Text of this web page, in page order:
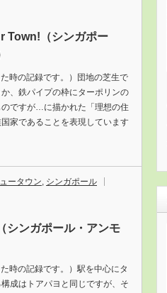
Town!（シンガポー
時の記録です。）団地の芝生で
、鉄パイプの枠にターポリンの
ですが…に描かれた「理想の住
家であることを表現しています
ータウン, シンガポール
シンガポール・アンモ
時の記録です。）駅を中心にタ
成はトアパヨと同じですが、そ